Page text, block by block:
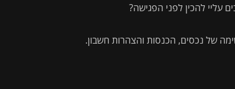
עליי להכין לפני הפגישה?
של נכסים, הכנסות והצהרות חשבון.